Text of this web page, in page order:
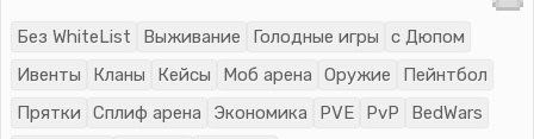
Без WhiteList Выживание Голодные игры
с Дюпом
Ивенты
Кланы Кейсы Моб арена Оружие
Пейнтбол
Прятки
Сплиф арена Экономика PVE PvP
BedWars